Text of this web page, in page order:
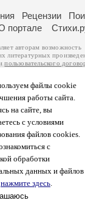
файлы cookie
работы сайта.
на сайте, вы
с условиями
файлов cookies.
с
обработки
данных и файлов
нажмите здесь.
Рецензии
портале
авторам возможность
литературных
пользовательского
принадлежат
произведений
к которому вы можете
Ответственность
самостоятельно на
изаконодательства
Политики обработки
более подробную
Стихи.ру – порядка
сумме просматривают
счетчика
текста. В каждой графе
и количество